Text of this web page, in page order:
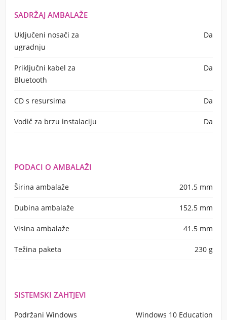
SADRŽAJ AMBALAŽE
Uključeni nosači za
ugradnju
Da
Priključni kabel za
Bluetooth
Da
CD s resursima Da
Vodič za brzu instalaciju Da
PODACI O AMBALAŽI
Širina ambalaže 201.5 mm
Dubina ambalaže 152.5 mm
Visina ambalaže 41.5 mm
Težina paketa 230 g
SISTEMSKI ZAHTJEVI
Podržani Windows
Windows 10 Education